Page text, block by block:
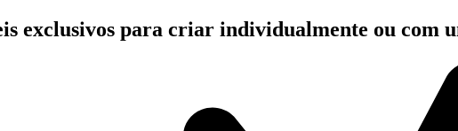
exclusivos para criar individualmente ou com